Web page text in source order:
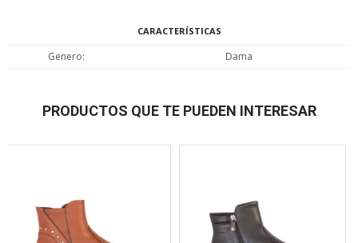
CARACTERÍSTICAS
Genero Dama
PRODUCTOS QUE TE PUEDEN INTERESAR